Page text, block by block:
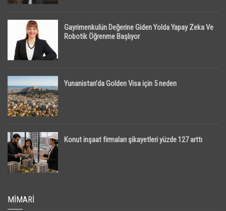
Gayrimenkulün Değerine Giden Yolda Yapay Zeka Ve
Robotik Öğrenme Başlıyor
Yunanistan’da Golden Visa için 5 neden
Konut inşaat firmaları şikayetleri yüzde 127 arttı
MIMARI